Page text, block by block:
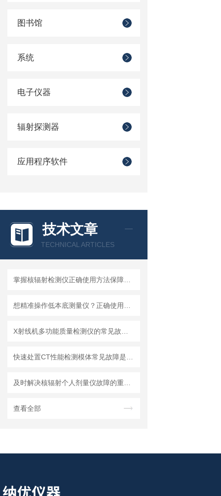
图书馆
系统
电子仪器
辐射探测器
应用程序软件
技术文章
TECHNICAL ARTICLES
查看全部